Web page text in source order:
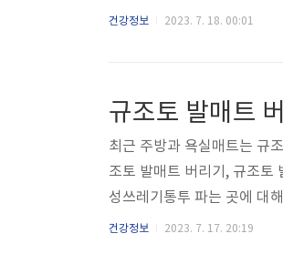
밖에서 사 먹으면 비싼 탕후
루는 여러 탕후루 프렌차이
건강정보 2023. 7. 18. 00:01
규조토 발매트
최근 주방과 욕실매트는 규
조토 발매트 버리기, 규조토
성쓰레기통투 파는 곳에 대
랑크폰이 죽게 되면 그 사체
건강정보 2023. 7. 17. 20:19